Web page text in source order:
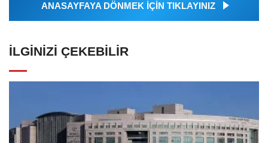
ANASAYFAYA DÖNMEK İÇİN TIKLAYINIZ
İLGINIZI ÇEKEBILIR